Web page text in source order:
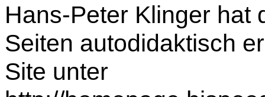
Hans-Peter Klinger hat
Seiten autodidaktisch
Site unter